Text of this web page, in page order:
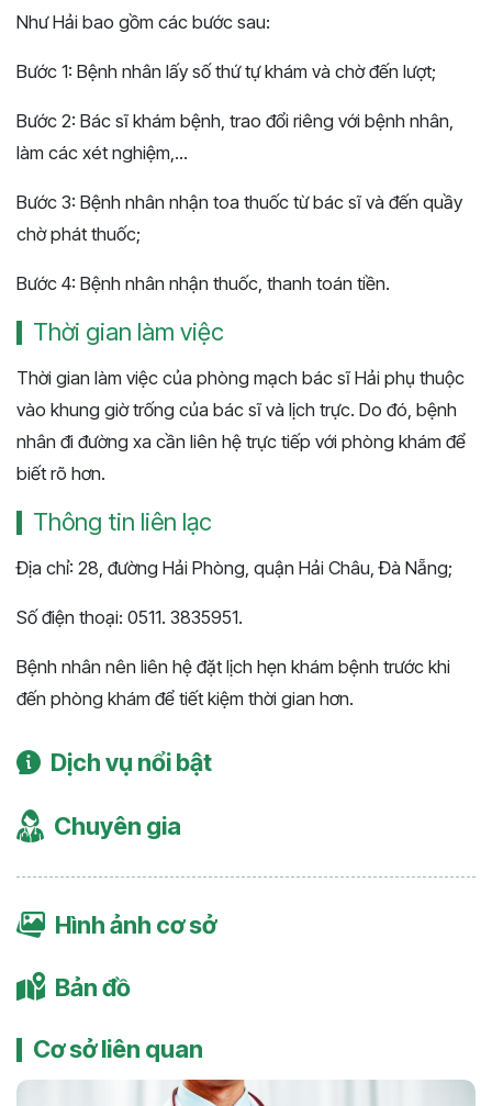
Như Hải bao gồm các bước sau:
Bước 1: Bệnh nhân lấy số thứ tự khám và chờ đến lượt;
Bước 2: Bác sĩ khám bệnh, trao đổi riêng với bệnh nhân,
làm các xét nghiệm,...
Bước 3: Bệnh nhân nhận toa thuốc từ bác sĩ và đến quầy
chờ phát thuốc;
Bước 4: Bệnh nhân nhận thuốc, thanh toán tiền.
Thời gian làm việc
Thời gian làm việc của phòng mạch bác sĩ Hải phụ thuộc
vào khung giờ trống của bác sĩ và lịch trực. Do đó, bệnh
nhân đi đường xa cần liên hệ trực tiếp với phòng khám để
biết rõ hơn.
Thông tin liên lạc
Địa chỉ: 28, đường Hải Phòng, quận Hải Châu, Đà Nẵng;
Số điện thoại: 0511. 3835951.
Bệnh nhân nên liên hệ đặt lịch hẹn khám bệnh trước khi
đến phòng khám để tiết kiệm thời gian hơn.
Dịch vụ nổi bật
Chuyên gia
Hình ảnh cơ sở
Bản đồ
Cơ sở liên quan